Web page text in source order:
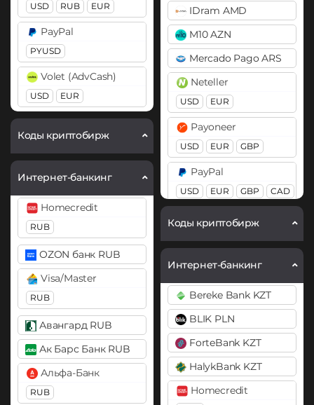
DASH
Dogecoin (DOGE)
DOGE
Ethereum (ETH)
BEP20 ERC20
OP
ARB
BASE
Gram (Toncoin)
Kaspa (KAS)
Litecoin (LTC)
Monero (XMR)
NEAR Protocol
ONDO
Optimism (OP)
PancakeSwap (CAKE)
Pepe
Pol (ex-MATIC)
USD RUB EUR
PayPal
PYUSD
Volet (AdvCash)
USD EUR
Коды криптобирж
Интернет-банкинг
Homecredit
RUB
OZON банк RUB
Visa/Master
RUB
Авангард RUB
Ак Барс Банк RUB
Альфа-Банк
RUB
Bitcoin Cash (BCH)
Bitcoin SV (BSV)
BitTorrent (BTT)
Cardano (ADA)
Chainlink (LINK)
BEP20
Compound (COMP)
Cosmos (ATOM)
DASH
Decentraland (MANA)
Dogecoin (DOGE)
DOGE
Polkadot (DOT)
DOT
IDram AMD
M10 AZN
Mercado Pago ARS
Neteller
USD EUR
Payoneer
USD EUR GBP
PayPal
USD EUR GBP
CAD
AUD
PYUSD
Pix BRL
Revolut
EUR USD
Skrill
USD EUR
Volet (AdvCash)
Коды криптобирж
Интернет-банкинг
Bereke Bank KZT
BLIK PLN
ForteBank KZT
HalykBank KZT
Homecredit